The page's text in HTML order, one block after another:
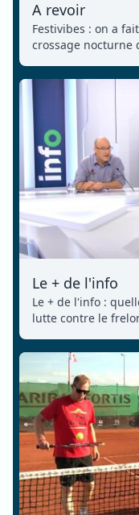
A revoir
Festivibes : on a
crossage nocturne
Le + de l'info
Le + de l'info :
lutte contre le